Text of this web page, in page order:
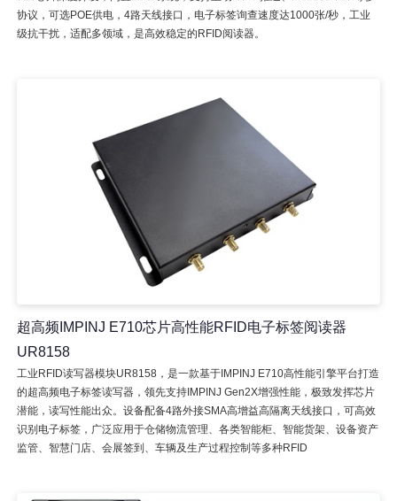
协议，可选POE供电，4路天线接口，电子标签询查速度达1000张/秒，工业
级抗干扰，适配多领域，是高效稳定的RFID阅读器。
超高频IMPINJ E710芯片高性能RFID电子标签阅读器
UR8158
工业RFID读写器模块UR8158，是一款基于IMPINJ E710高性能引擎平台打造
的超高频电子标签读写器，领先支持IMPINJ Gen2X增强性能，极致发挥芯片
潜能，读写性能出众。设备配备4路外接SMA高增益高隔离天线接口，可高效
识别电子标签，广泛应用于仓储物流管理、各类智能柜、智能货架、设备资产
监管、智慧门店、会展签到、车辆及生产过程控制等多种RFID